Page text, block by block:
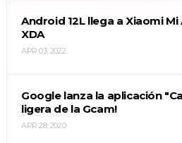
Android 12L llega a Xiaomi Mi
XDA
APR 03, 2022
Google lanza la aplicación
ligera de la Gcam!
APR 28, 2020